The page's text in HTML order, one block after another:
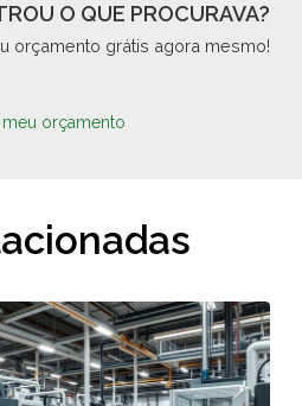
O QUE PROCURAVA?
orçamento grátis agora mesmo!
orçamento